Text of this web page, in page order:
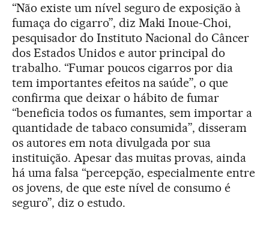
“Não existe um nível seguro de exposição à
fumaça do cigarro”, diz Maki Inoue-Choi,
pesquisador do Instituto Nacional do Câncer
dos Estados Unidos e autor principal do
trabalho. “Fumar poucos cigarros por dia
tem importantes efeitos na saúde”, o que
confirma que deixar o hábito de fumar
“beneficia todos os fumantes, sem importar a
quantidade de tabaco consumida”, disseram
os autores em nota divulgada por sua
instituição. Apesar das muitas provas, ainda
há uma falsa “percepção, especialmente entre
os jovens, de que este nível de consumo é
seguro”, diz o estudo.